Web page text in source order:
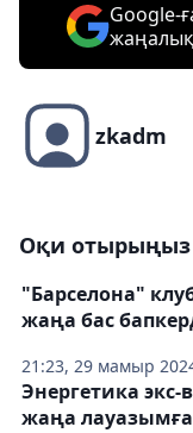
Google-
zkadm
Оқи отырыңыз
21:23, 29 мамыр
"Барселона"
жаңа бас
Энергетика
жаңа